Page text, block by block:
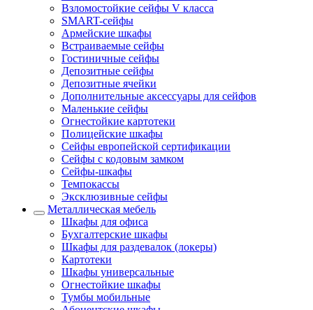
Взломостойкие сейфы V класса
SMART-сейфы
Армейские шкафы
Встраиваемые сейфы
Гостиничные сейфы
Депозитные сейфы
Депозитные ячейки
Дополнительные аксессуары для сейфов
Маленькие сейфы
Огнестойкие картотеки
Полицейские шкафы
Сейфы европейской сертификации
Сейфы с кодовым замком
Сейфы-шкафы
Темпокассы
Эксклюзивные сейфы
Металлическая мебель
Шкафы для офиса
Бухгалтерские шкафы
Шкафы для раздевалок (локеры)
Картотеки
Шкафы универсальные
Огнестойкие шкафы
Тумбы мобильные